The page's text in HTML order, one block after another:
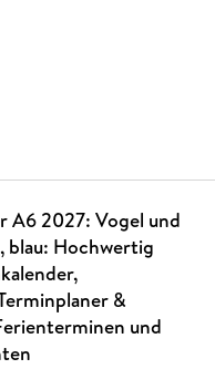
A6 2027: Vogel und
blau: Hochwertig
&
und